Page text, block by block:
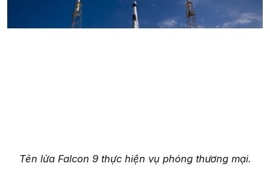
Tên lửa Falcon 9 thực hiện vụ phóng thương mại.